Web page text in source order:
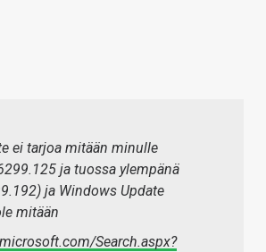
ei tarjoa mitään minulle
ja tuossa ylempänä
ja Windows Update
mitään
Search.aspx?